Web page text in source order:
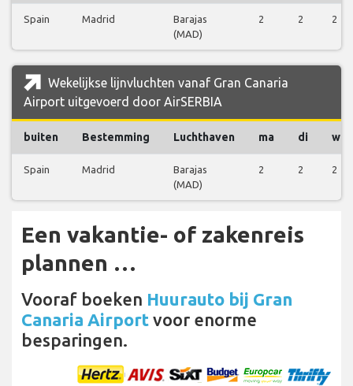
Spain Madrid
Barajas
(MAD)
2 2 2
Wekelijkse lijnvluchten vanaf Gran Canaria
Airport uitgevoerd door AirSERBIA
buiten Bestemming Luchthaven ma di wo
Spain Madrid
Barajas
(MAD)
2 2 2
Een vakantie- of zakenreis
plannen …
Vooraf boeken Huurauto bij Gran
Canaria Airport voor enorme
besparingen.